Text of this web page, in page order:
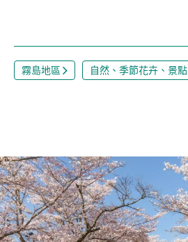
霧島地區 自然、季節花卉、景點